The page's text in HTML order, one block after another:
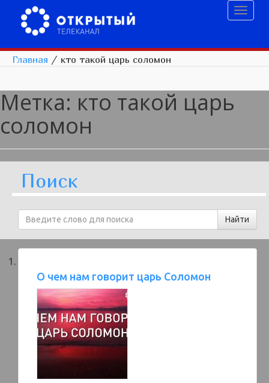
Главная / кто такой царь соломон
Метка: кто такой царь
соломон
Поиск
О чем нам говорит царь Соломон